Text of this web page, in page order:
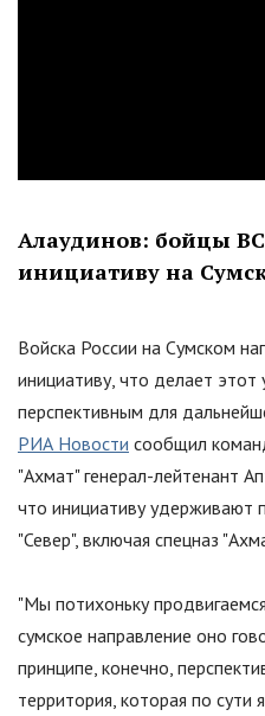
Алаудинов: бойцы
инициативу на
Войска России на Сумском
инициативу, что делает этот
перспективным для
РИА Новости сообщил
"Ахмат"генерал-лейтенант
что инициативу удерживают
"Север", включая спецназ "
"Мы потихоньку
сумское направление оно
принципе, конечно,
территория, которая по сути